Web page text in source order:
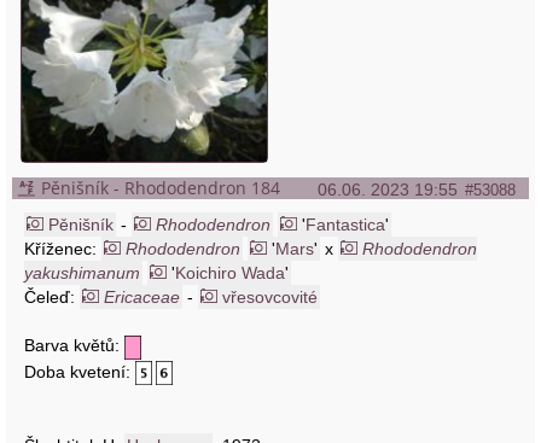
06.06. 2023 19:55 #53088
Pěnišník - Rhododendron 184
Pěnišník - Rhododendron 'Fantastica'
Kříženec:
Rhododendron 'Mars' x
Rhododendron
yakushimanum
'Koichiro Wada'
Čeleď:
Ericaceae - vřesovcovité
Barva květů:
Doba kvetení: